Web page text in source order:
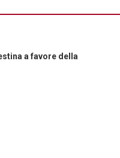
a favore della